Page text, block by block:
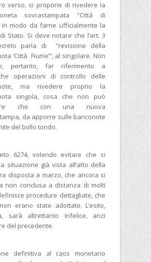
verso, si propone di rivedere la
sovrastampata “Città di
in modo da farne ufficialmente la
Stato. Si deve notare che l’art. 3
parla di “revisione della
‘Città Fiume’”, al singolare. Non
pertanto, far riferimento a
operazioni di controllo delle
ma rivedere proprio la
singola, cosa che non può
che con una nuova
da apporre sulle banconote
del bollo tondo.
6274, volendo evitare che si
situazione già vista all’atto della
disposta a marzo, che ancora si
non conclusa a distanza di molti
procedure dettagliate, che
erano state adottate. L’esito,
sarà altrettanto infelice, anzi
del precedente.
definitiva al caos monetario